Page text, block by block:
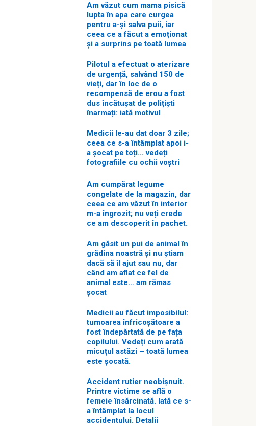
Am văzut cum mama pisică
lupta în apa care curgea
pentru a-și salva puii, iar
ceea ce a făcut a emoționat
și a surprins pe toată lumea
Pilotul a efectuat o aterizare
de urgență, salvând 150 de
vieți, dar în loc de o
recompensă de erou a fost
dus încătușat de polițiști
înarmați: iată motivul
Medicii le-au dat doar 3 zile;
ceea ce s-a întâmplat apoi i-
a șocat pe toți… vedeți
fotografiile cu ochii voștri
Am cumpărat legume
congelate de la magazin, dar
ceea ce am văzut în interior
m-a îngrozit; nu veți crede
ce am descoperit în pachet.
Am găsit un pui de animal în
grădina noastră și nu știam
dacă să îl ajut sau nu, dar
când am aflat ce fel de
animal este… am rămas
șocat
Medicii au făcut imposibilul:
tumoarea înfricoșătoare a
fost îndepărtată de pe fața
copilului. Vedeți cum arată
micuțul astăzi – toată lumea
este șocată.
Accident rutier neobișnuit.
Printre victime se află o
femeie însărcinată. Iată ce s-
a întâmplat la locul
accidentului. Detalii